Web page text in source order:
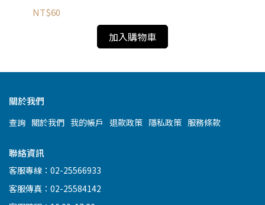
NT$60
加入購物車
關於我們
查詢 關於我們 我的帳戶 退款政策 隱私政策 服務條款
聯絡資訊
客服專線：02-25566933
客服傳真：02-25584142